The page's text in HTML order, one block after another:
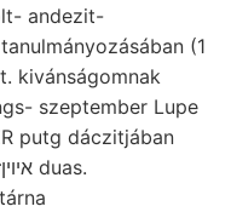
andezit-
(1
putg dáczitjában